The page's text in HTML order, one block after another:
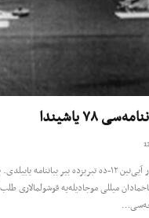
۱۳۲۴-جو ایلین شهریور آیی‌نین ۱۲-ده تبریزده بیر
میللی موجادیله‌یه قوشولمالاری